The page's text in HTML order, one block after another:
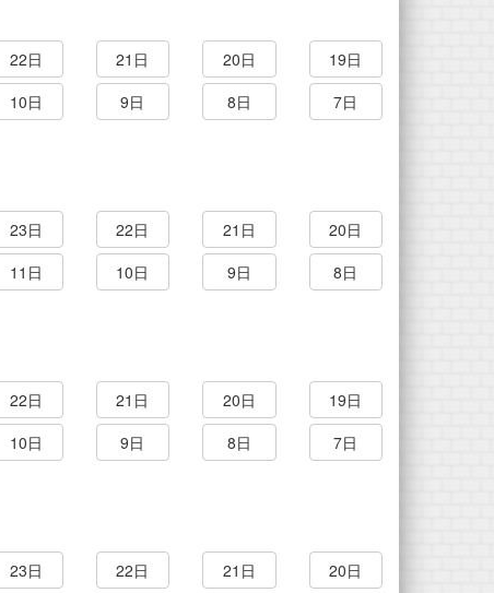
22日 21日 20日
19日
10日 9日 8日
7日
23日 22日 21日
20日
11日 10日 9日
8日
22日 21日 20日
19日
10日 9日 8日
7日
23日 22日 21日
20日